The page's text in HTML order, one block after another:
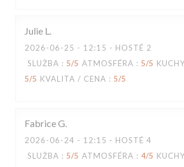
Julie L
2026-06-25 - 12:15 - HOSTÉ 2
SLUŽBA : 5/5 ATMOSFÉRA : 5/5
5/5 KVALITA / CENA : 5/5
FabriceG
2026-06-24 - 12:15 - HOSTÉ 4
SLUŽBA : 5/5 ATMOSFÉRA : 4/5